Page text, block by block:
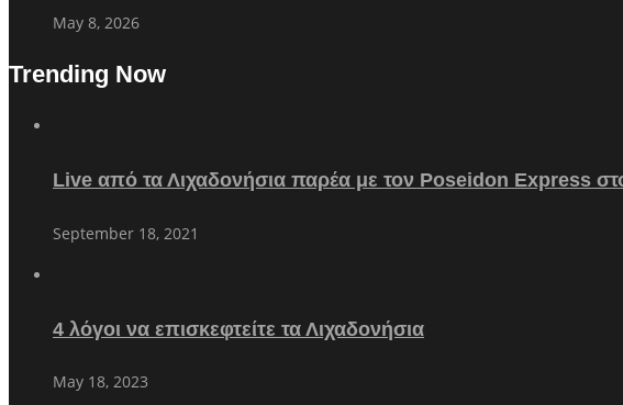
May 8, 2026
Trending Now
Live από τα Λιχαδονήσια παρέα με τον Poseidon Express
September 18, 2021
4 λόγοι να επισκεφτείτε τα Λιχαδονήσια
May 18, 2023